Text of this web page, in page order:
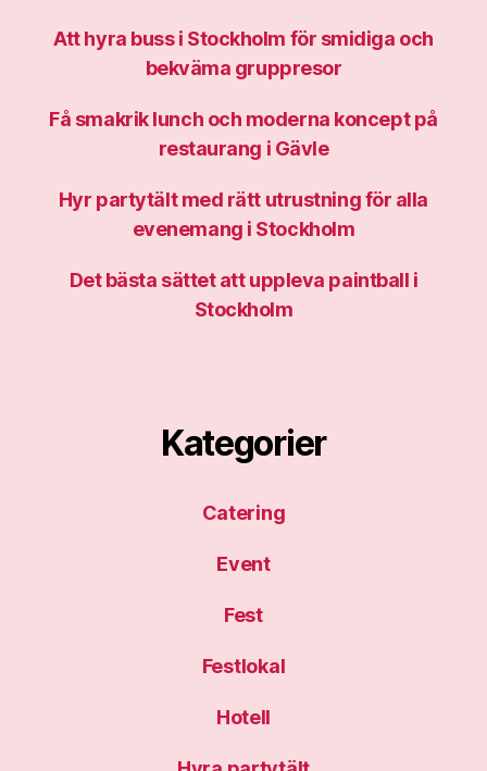
Att hyra buss i Stockholm för smidiga och
bekväma gruppresor
Få smakrik lunch och moderna koncept på
restaurang i Gävle
Hyr partytält med rätt utrustning för alla
evenemang i Stockholm
Det bästa sättet att uppleva paintball i
Stockholm
Kategorier
Catering
Event
Fest
Festlokal
Hotell